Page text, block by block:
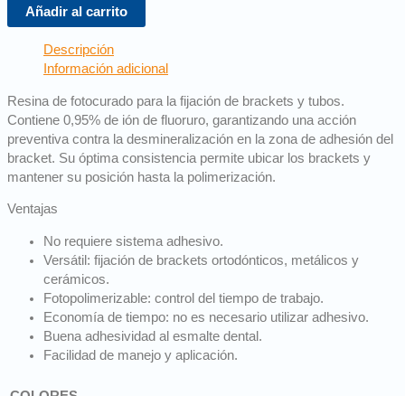
Añadir al carrito
Descripción
Información adicional
Resina de fotocurado para la fijación de brackets y tubos.
Contiene 0,95% de ión de fluoruro, garantizando una acción
preventiva contra la desmineralización en la zona de adhesión del
bracket. Su óptima consistencia permite ubicar los brackets y
mantener su posición hasta la polimerización.
Ventajas
No requiere sistema adhesivo.
Versátil: fijación de brackets ortodónticos, metálicos y
cerámicos.
Fotopolimerizable: control del tiempo de trabajo.
Economía de tiempo: no es necesario utilizar adhesivo.
Buena adhesividad al esmalte dental.
Facilidad de manejo y aplicación.